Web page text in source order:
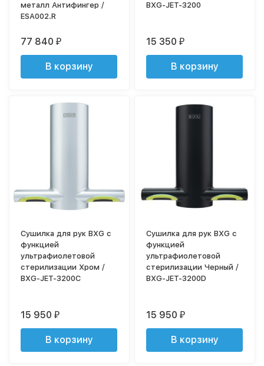
металл Антифингер /
ESA002.R
77 840₽
В корзину
BXG-JET-3200
15 350₽
В корзину
Сушилка для рук BXG с
функцией
ультрафиолетовой
стерилизации Хром /
BXG-JET-3200C
15 950₽
В корзину
Сушилка для рук BXG с
функцией
ультрафиолетовой
стерилизации Черный /
BXG-JET-3200D
15 950₽
В корзину